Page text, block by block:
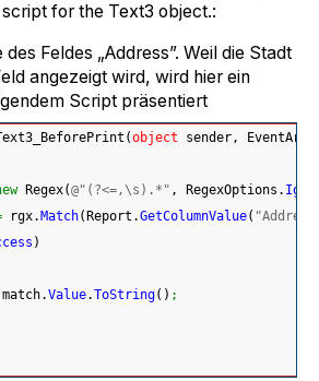
for the Text3 object.:
Feldes „Address”. Weil die Stadt
angezeigt wird, wird hier ein
Script präsentiert
(object sender,
Regex(@"(?<=,\s).*" , RegexOptions.
rgx. Match( Report.GetColumnValue(
)
match.Value.ToString( ) ;